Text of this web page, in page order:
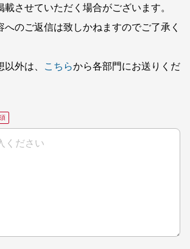
載させていただく場合がございます。
のご返信は致しかねますのでご了承く
外は、
こちらから各部門にお送りくだ